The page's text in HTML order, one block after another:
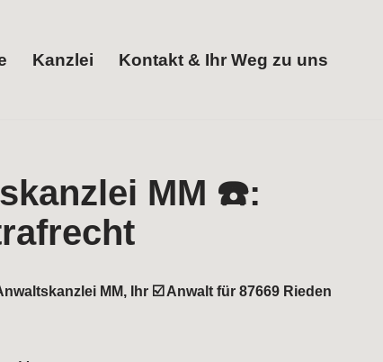
Kanzlei Kontakt & Ihr Weg zu uns
MM, Ihr ☑️ Anwalt für 87669 Rieden